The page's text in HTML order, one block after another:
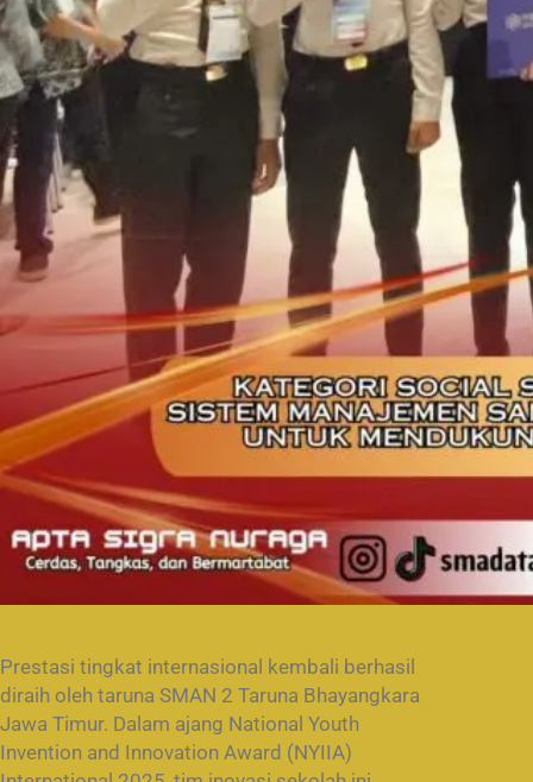
Prestasi tingkat internasional kembali berhasil
diraih oleh taruna SMAN 2 Taruna Bhayangkara
Jawa Timur. Dalam ajang National Youth
Invention and Innovation Award (NYIIA)